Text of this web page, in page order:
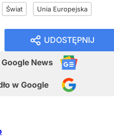
Świat Unia Europejska
UDOSTĘPNIJ
Google News
w Google